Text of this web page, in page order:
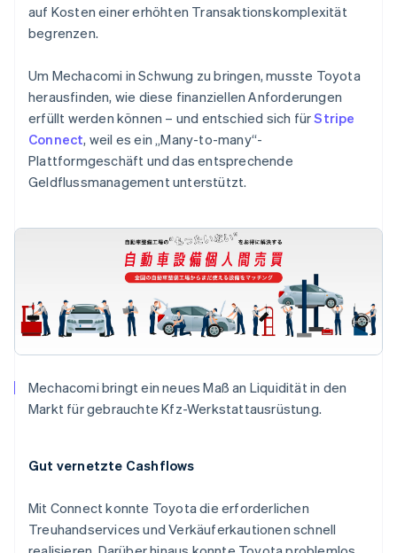
auf Kosten einer erhöhten Transaktionskomplexität
begrenzen.
Um Mechacomi in Schwung zu bringen, musste Toyota
herausfinden, wie diese finanziellen Anforderungen
erfüllt werden können – und entschied sich fürStripe
Connect, weil es ein „Many-to-many“-
Plattformgeschäft und das entsprechende
Geldflussmanagement unterstützt.
Mechacomi bringt ein neues Maß an Liquidität in den
Markt für gebrauchte Kfz-Werkstattausrüstung.
Gut vernetzte Cashflows
Mit Connect konnte Toyota die erforderlichen
Treuhandservices und Verkäuferkautionen schnell
English
NederlandsFrançaisDeutsch English
Brasilien
Português English